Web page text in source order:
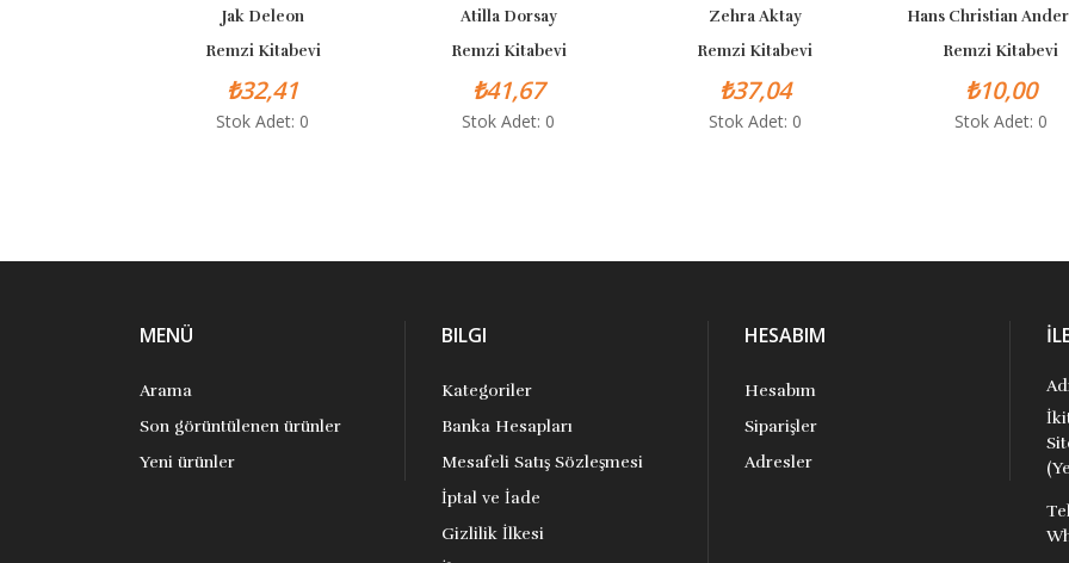
Jak Deleon
Remzi Kitabevi
₺32,41
Stok Adet: 0
Atilla Dorsay
Remzi Kitabevi
₺41,67
Stok Adet: 0
Zehra Aktay
Remzi Kitabevi
₺37,04
Stok Adet: 0
Hans Christian
Remzi Kitabevi
₺10,00
Stok Adet: 0
MENÜ
Arama
Son görüntülenen ürünler
Yeni ürünler
BILGI
Kategoriler
Banka Hesapları
Mesafeli Satış Sözleşmesi
İptal ve İade
Gizlilik İlkesi
HESABIM
Hesabım
Siparişler
Adresler